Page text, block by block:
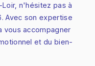
Loir, n'hésitez pas à
Avec son expertise
vous accompagner
et du bien-